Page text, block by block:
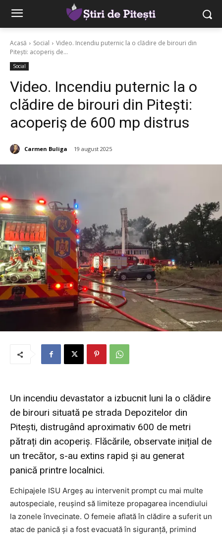
Acasă Social
Video. Incendiu puternic la o clădire de birouri din
Pitești: acoperiș de...
Social
Video. Incendiu puternic la o
clădire de birouri din Pitești:
acoperiș de 600 mp distrus
Carmen Buliga 19 august 2025
Un incendiu devastator a izbucnit luni la o clădire
de birouri situată pe strada Depozitelor din
Pitești, distrugând aproximativ 600 de metri
pătrați din acoperiș. Flăcările, observate inițial de
un trecător, s-au extins rapid și au generat
panică printre localnici.
Echipajele ISU Argeș au intervenit prompt cu mai multe
autospeciale, reușind să limiteze propagarea incendiului
la zonele învecinate. O femeie aflată în clădire a suferit un
atac de panică și a fost evacuată în siguranță, primind